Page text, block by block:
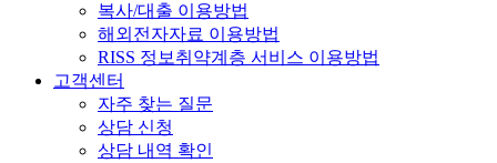
복사/대출 이용방법
해외전자자료 이용방법
RISS 정보취약계층 서비스 이용방법
고객센터
자주 찾는 질문
상담 신청
상담 내역 확인